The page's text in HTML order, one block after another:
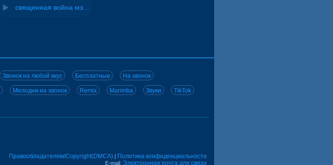
Звонок на любой вкус Бесплатные На звонок
Мелодии на звонок Remix Marimba Звуки TikTok
Правообладателям/Copyright(DMCA) | Политика конфиденциальности
E-mail: Электронная почта для связи